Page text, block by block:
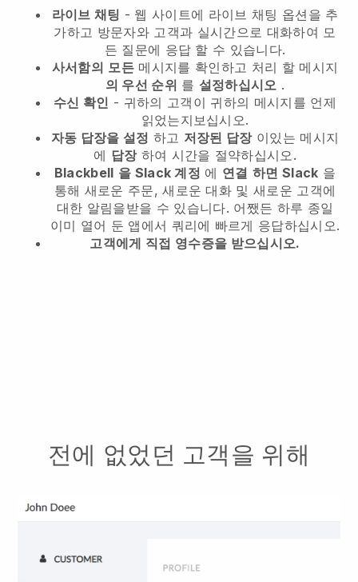
라이브 채팅 - 웹 사이트에 라이브 채팅 옵션을 추
가하고 방문자와 고객과 실시간으로 대화하여 모
든 질문에 응답 할 수 있습니다.
사서함의 모든 메시지를 확인하고 처리 할 메시지
의 우선 순위 를 설정하십시오 .
수신 확인 - 귀하의 고객이 귀하의 메시지를 언제
읽었는지보십시오.
자동 답장을 설정 하고 저장된 답장이있는 메시지
에 답장하여 시간을 절약하십시오.
Blackbell 을 Slack 계정 에 연결 하면 Slack 을
통해 새로운 주문, 새로운 대화 및 새로운 고객에
대한 알림을받을 수 있습니다. 어쨌든 하루 종일
이미 열어 둔 앱에서 쿼리에 빠르게 응답하십시오.
고객에게 직접 영수증을 받으십시오.
전에 없었던 고객을 위해